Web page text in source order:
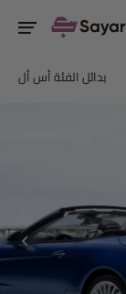
بدائل الفئة أس أل